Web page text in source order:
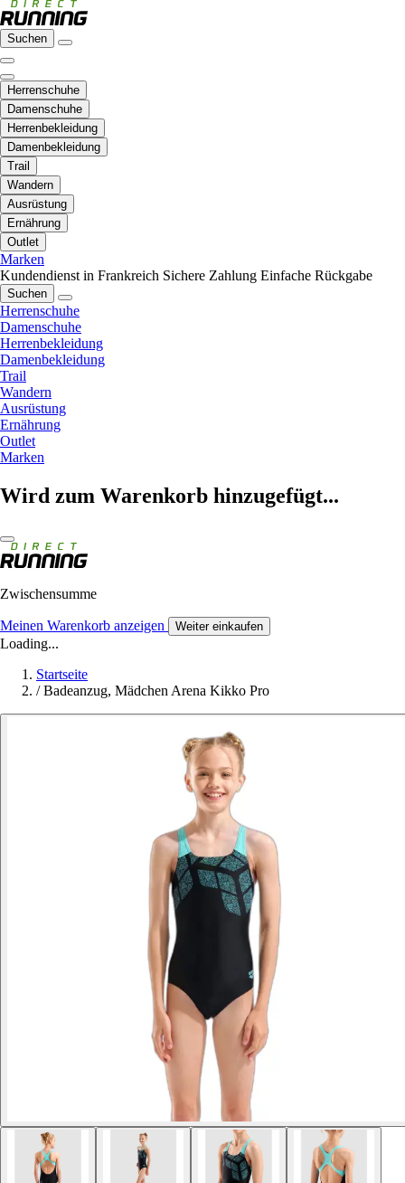
Suchen
Herrenschuhe
Damenschuhe
Herrenbekleidung
Damenbekleidung
Trail
Wandern
Ausrüstung
Ernährung
Outlet
Marken
Kundendienst in Frankreich Sichere Zahlung Einfache Rückgabe
Suchen
Herrenschuhe
Damenschuhe
Herrenbekleidung
Damenbekleidung
Trail
Wandern
Ausrüstung
Ernährung
Outlet
Marken
Wird zum Warenkorb hinzugefügt...
Zwischensumme
Meinen Warenkorb anzeigen Weiter einkaufen
Loading...
Startseite
/ Badeanzug, Mädchen Arena Kikko Pro